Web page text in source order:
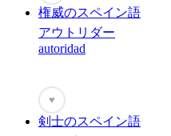
権威のスペイン語
アウトリダー
autoridad
♥
剣士のスペイン語